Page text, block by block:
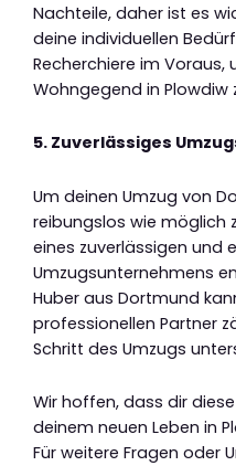
Nachteile, daher ist es
deine individuellen
Recherchiere im Voraus,
Wohngegend in Plowdiw
5. Zuverlässiges
Um deinen Umzug von
reibungslos wie möglich
eines zuverlässigen und
Umzugsunternehmens
Huber aus Dortmund
professionellen Partner
Schritt des Umzugs
Wir hoffen, dass dir
deinem neuen Leben in
Für weitere Fragen oder